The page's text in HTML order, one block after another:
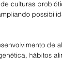
culturas
de
hábitos